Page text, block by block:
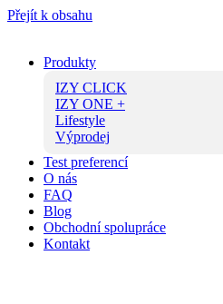
Přejít k obsahu
Produkty
IZY CLICK
IZY ONE +
Lifestyle
Výprodej
Test preferencí
O nás
FAQ
Blog
Obchodní spolupráce
Kontakt